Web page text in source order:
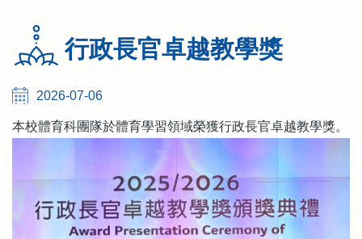
連
結
行政長官卓越教學獎
2026-07-06
本校體育科團隊於體育學習領域榮獲行政長官卓越教學獎。